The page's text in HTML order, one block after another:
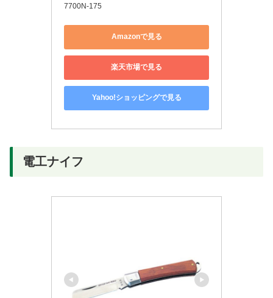
7700N-175
Amazonで見る
楽天市場で見る
Yahoo!ショッピングで見る
電工ナイフ